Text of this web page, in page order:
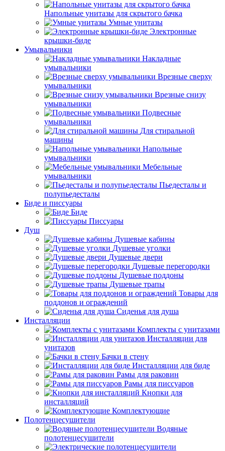
Напольные унитазы для скрытого бачка
Умные унитазы
Электронные
крышки-биде
Умывальники
Накладные
умывальники
Врезные сверху
умывальники
Врезные снизу
умывальники
Подвесные
умывальники
Для стиральной
машины
Напольные
умывальники
Мебельные
умывальники
Пьедесталы и
полупьедесталы
Биде и писсуары
Биде
Писсуары
Душ
Душевые кабины
Душевые уголки
Душевые двери
Душевые перегородки
Душевые поддоны
Душевые трапы
Товары для
поддонов и ограждений
Сиденья для душа
Инсталляции
Комплекты с унитазами
Инсталляции для
унитазов
Бачки в стену
Инсталляции для биде
Рамы для раковин
Рамы для писсуаров
Кнопки для
инсталляций
Комплектующие
Полотенцесушители
Водяные
полотенцесушители